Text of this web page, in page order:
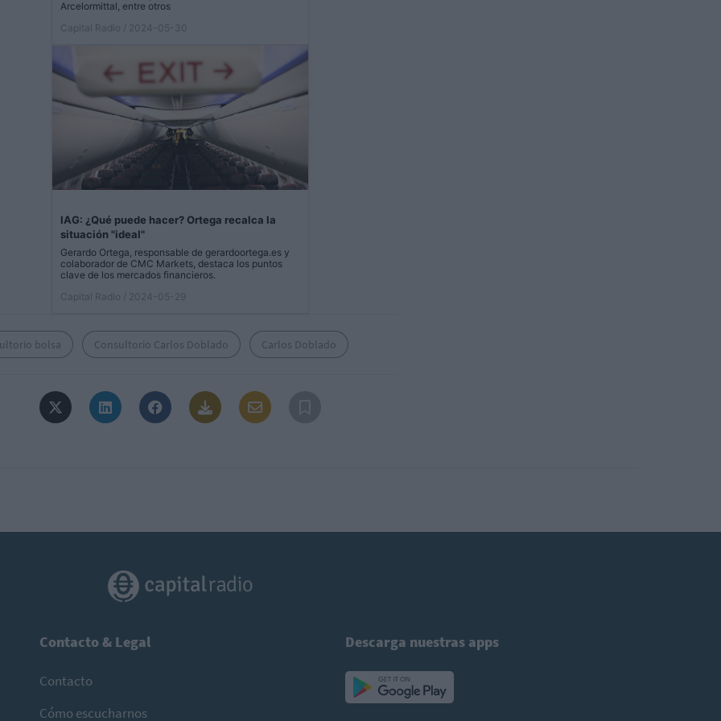
Arcelormittal, entre otros
Capital Radio
/ 2024-05-30
IAG: ¿Qué puede hacer? Ortega recalca la
situación "ideal"
Gerardo Ortega, responsable de gerardoortega.es y
colaborador de CMC Markets, destaca los puntos
clave de los mercados financieros.
Capital Radio
/ 2024-05-29
bolsa Consultorio Carlos Doblado Carlos Doblado
Contacto & Legal
Contacto
Cómo escucharnos
Descarga nuestras apps